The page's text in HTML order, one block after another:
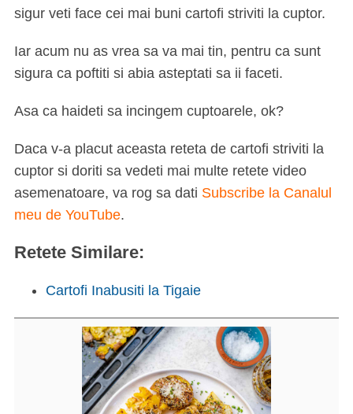
sigur veti face cei mai buni cartofi striviti la cuptor.
Iar acum nu as vrea sa va mai tin, pentru ca sunt
sigura ca poftiti si abia asteptati sa ii faceti.
Asa ca haideti sa incingem cuptoarele, ok?
Daca v-a placut aceasta reteta de cartofi striviti la
cuptor si doriti sa vedeti mai multe retete video
asemenatoare, va rog sa dati Subscribe la Canalul
meu de YouTube.
Retete Similare:
Cartofi Inabusiti la Tigaie